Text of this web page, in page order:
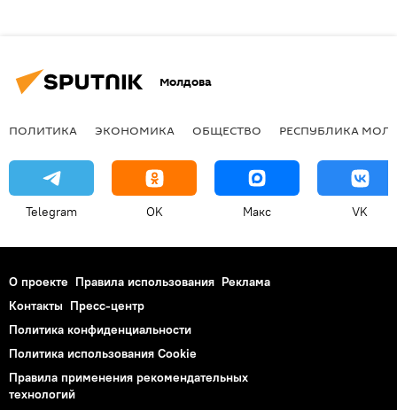
Молдова
ПОЛИТИКА ЭКОНОМИКА ОБЩЕСТВО РЕСПУБЛИКА
Telegram OK Макс VK
О проекте Правила использования Реклама
Контакты Пресс-центр
Политика конфиденциальности
Политика использования Cookie
Правила применения рекомендательных
технологий